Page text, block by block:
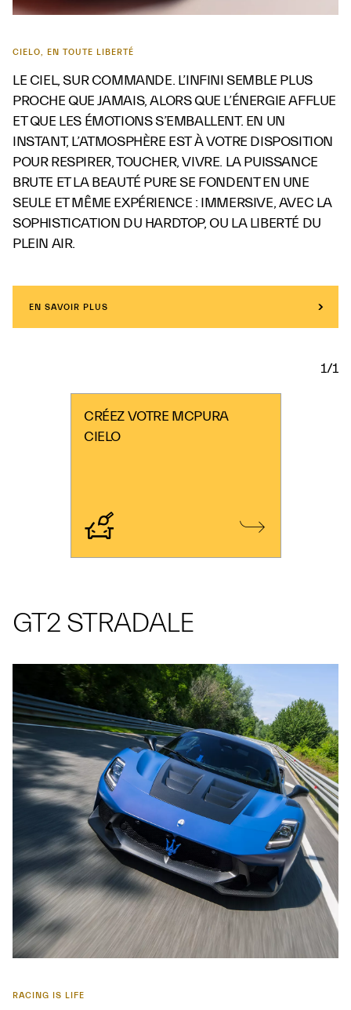
CIELO, EN TOUTE LIBERTÉ
LE CIEL, SUR COMMANDE. L’INFINI SEMBLE PLUS
PROCHE QUE JAMAIS, ALORS QUE L’ÉNERGIE AFFLUE
ET QUE LES ÉMOTIONS S’EMBALLENT. EN UN
INSTANT, L’ATMOSPHÈRE EST À VOTRE DISPOSITION
POUR RESPIRER, TOUCHER, VIVRE. LA PUISSANCE
BRUTE ET LA BEAUTÉ PURE SE FONDENT EN UNE
SEULE ET MÊME EXPÉRIENCE : IMMERSIVE, AVEC LA
SOPHISTICATION DU HARDTOP, OU LA LIBERTÉ DU
PLEIN AIR.
EN SAVOIR PLUS
1/1
CRÉEZ VOTRE MCPURA
CIELO
GT2 STRADALE
RACING IS LIFE